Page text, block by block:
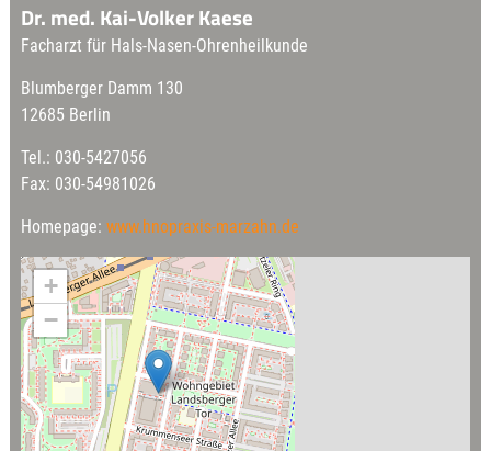
Dr. med. Kai-Volker Kaese
Facharzt für Hals-Nasen-Ohrenheilkunde
Blumberger Damm 130
12685 Berlin
Tel.: 030-5427056
Fax: 030-54981026
Homepage: www.hnopraxis-marzahn.de
+
−